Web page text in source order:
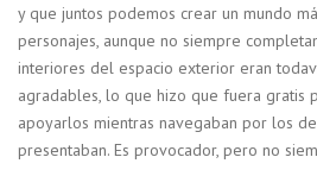
y que juntos podemos crear un mundo
personajes, aunque no siempre
interiores del espacio exterior eran
agradables, lo que hizo que fuera gratis
apoyarlos mientras navegaban por los
presentaban. Es provocador, pero no